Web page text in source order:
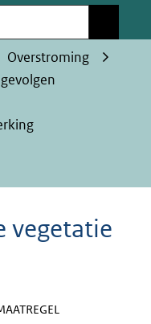
Overstroming
vegetatie